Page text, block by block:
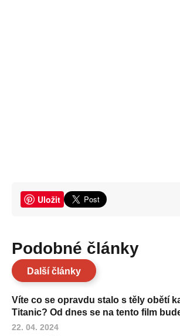
Uložit
Podobné články
Další články
Víte co se opravdu stalo s těly obětí
Titanic? Od dnes se na tento film
22. 04. 2024